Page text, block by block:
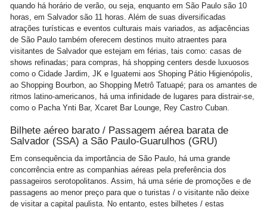
quando há horário de verão, ou seja, enquanto em São Paulo são 10
horas, em Salvador são 11 horas. Além de suas diversificadas
atrações turísticas e eventos culturais mais variados, as adjacências
de São Paulo também oferecem destinos muito atraentes para
visitantes de Salvador que estejam em férias, tais como: casas de
shows refinadas; para compras, há shopping centers desde luxuosos
como o Cidade Jardim, JK e Iguatemi aos Shoping Pátio Higienópolis,
ao Shopping Bourbon, ao Shopping Metrô Tatuapé; para os amantes de
ritmos latino-americanos, há uma infinidade de lugares para distrair-se,
como o Pacha Ynti Bar, Xcaret Bar Lounge, Rey Castro Cuban.
Bilhete aéreo barato / Passagem aérea barata de
Salvador (SSA) a São Paulo-Guarulhos (GRU)
Em consequência da importância de São Paulo, há uma grande
concorrência entre as companhias aéreas pela preferência dos
passageiros serotopolitanos. Assim, há uma série de promoções e de
passagens ao menor preço para que o turistas / o visitante não deixe
de visitar a capital paulista. No entanto, estes bilhetes / estas